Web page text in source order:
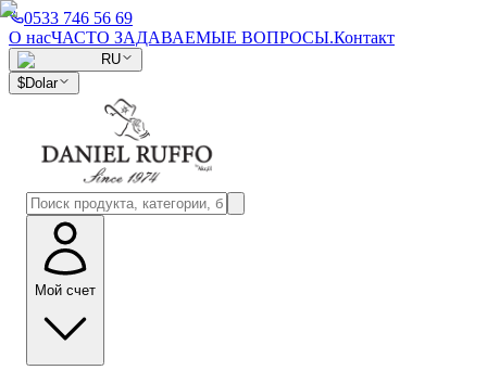
0533 746 56 69
О насЧАСТО ЗАДАВАЕМЫЕ ВОПРОСЫ.Контакт
RU
$Dolar
Мой счет